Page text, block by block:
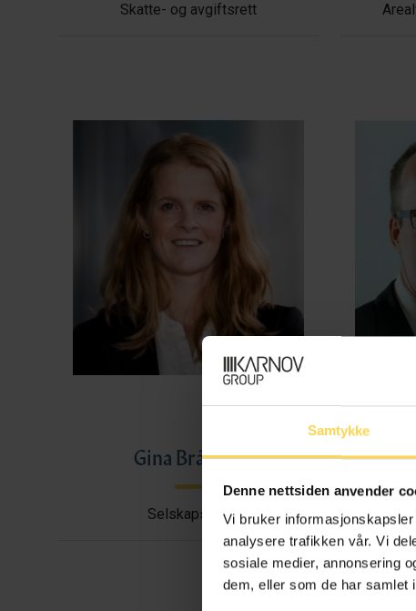
Samtykke
Denne nettsiden anvender
Vi bruker
analysere trafikken vår. Vi
sosiale medier, annonsering
dem, eller som de har samlet
Skatte- og avgiftsrett
Gina Bråthen
Selskapsrett
Harald